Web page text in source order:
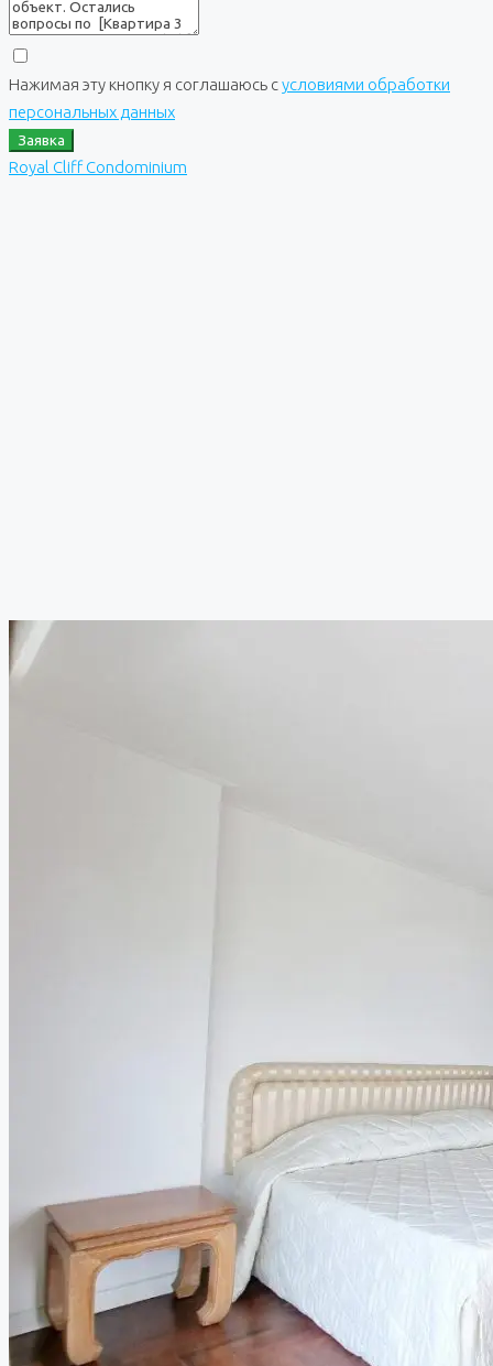
Нажимая эту кнопку я соглашаюсь сусловиями обработки
персональных данных
Заявка
Royal Cliff Condominium